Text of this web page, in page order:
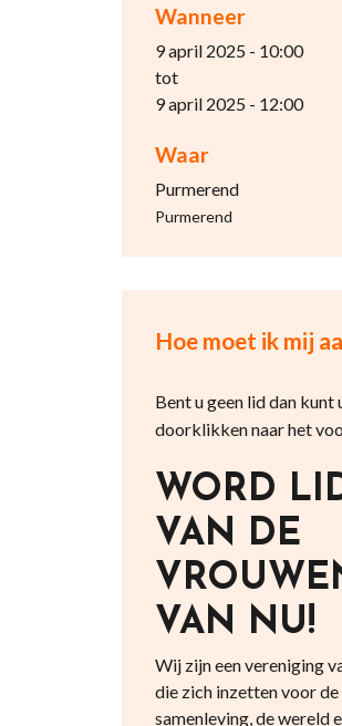
Wanneer
9 april 2025 - 10:00
tot
9 april 2025 - 12:00
Waar
Purmerend
Purmerend
Hoe moet ik mij
Bent u geen lid dan kunt
doorklikken naar het
WORD
VAN DE
VAN NU!
Wij zijn een vereniging
die zich inzetten voor de
samenleving, de wereld